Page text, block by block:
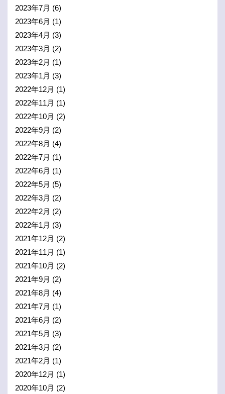
2023年7月 (6)
2023年6月 (1)
2023年4月 (3)
2023年3月 (2)
2023年2月 (1)
2023年1月 (3)
2022年12月 (1)
2022年11月 (1)
2022年10月 (2)
2022年9月 (2)
2022年8月 (4)
2022年7月 (1)
2022年6月 (1)
2022年5月 (5)
2022年3月 (2)
2022年2月 (2)
2022年1月 (3)
2021年12月 (2)
2021年11月 (1)
2021年10月 (2)
2021年9月 (2)
2021年8月 (4)
2021年7月 (1)
2021年6月 (2)
2021年5月 (3)
2021年3月 (2)
2021年2月 (1)
2020年12月 (1)
2020年10月 (2)